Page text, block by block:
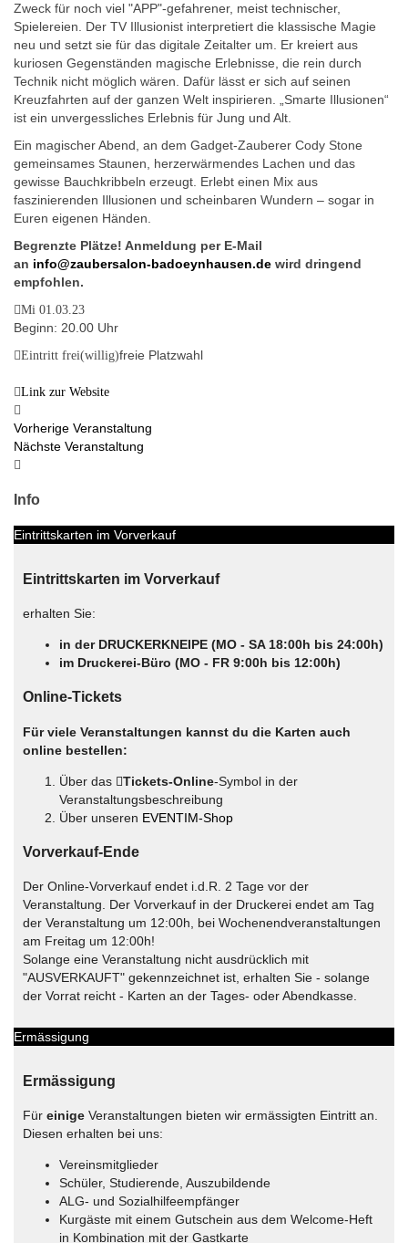
Zweck für noch viel "APP"-gefahrener, meist technischer,
Spielereien. Der TV Illusionist interpretiert die klassische Magie
neu und setzt sie für das digitale Zeitalter um. Er kreiert aus
kuriosen Gegenständen magische Erlebnisse, die rein durch
Technik nicht möglich wären. Dafür lässt er sich auf seinen
Kreuzfahrten auf der ganzen Welt inspirieren. „Smarte Illusionen“
ist ein unvergessliches Erlebnis für Jung und Alt.
Ein magischer Abend, an dem Gadget-Zauberer Cody Stone
gemeinsames Staunen, herzerwärmendes Lachen und das
gewisse Bauchkribbeln erzeugt. Erlebt einen Mix aus
faszinierenden Illusionen und scheinbaren Wundern – sogar in
Euren eigenen Händen.
Begrenzte Plätze! Anmeldung per E-Mail
an info@zaubersalon-badoeynhausen.de wird dringend
empfohlen.
Mi 01.03.23
Beginn: 20.00 Uhr
Eintritt frei(willig)freie Platzwahl
Link zur Website
Vorherige Veranstaltung
Nächste Veranstaltung
Info
Eintrittskarten im Vorverkauf
Eintrittskarten im Vorverkauf
erhalten Sie:
in der DRUCKERKNEIPE (MO - SA 18:00h bis 24:00h)
im Druckerei-Büro (MO - FR 9:00h bis 12:00h)
Online-Tickets
Für viele Veranstaltungen kannst du die Karten auch
online bestellen:
Über das Tickets-Online-Symbol in der
Veranstaltungsbeschreibung
Über unseren EVENTIM-Shop
Vorverkauf-Ende
Der Online-Vorverkauf endet i.d.R. 2 Tage vor der
Veranstaltung. Der Vorverkauf in der Druckerei endet am Tag
der Veranstaltung um 12:00h, bei Wochenendveranstaltungen
am Freitag um 12:00h!
Solange eine Veranstaltung nicht ausdrücklich mit
"AUSVERKAUFT" gekennzeichnet ist, erhalten Sie - solange
der Vorrat reicht - Karten an der Tages- oder Abendkasse.
Ermässigung
Ermässigung
Für einige Veranstaltungen bieten wir ermässigten Eintritt an.
Diesen erhalten bei uns:
Vereinsmitglieder
Schüler, Studierende, Auszubildende
ALG- und Sozialhilfeempfänger
Kurgäste mit einem Gutschein aus dem Welcome-Heft
in Kombination mit der Gastkarte